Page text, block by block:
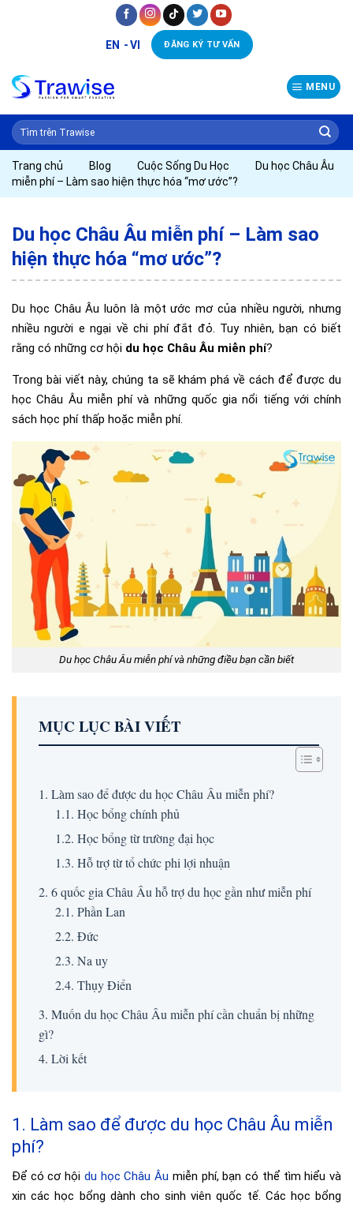
EN VI ĐĂNG KÝ TƯ VẤN
MENU
Trang chủ Blog Cuộc Sống Du Học
Du học Châu Âu
miễn phí – Làm sao hiện thực hóa “mơ ước”?
Du học Châu Âu miễn phí – Làm sao
hiện thực hóa “mơ ước”?
Du học Châu Âu luôn là một ước mơ của nhiều người, nhưng
nhiều người e ngại về chi phí đắt đỏ. Tuy nhiên, bạn có biết
rằng có những cơ hội du học Châu Âu miễn phí?
Trong bài viết này, chúng ta sẽ khám phá về cách để được du
học Châu Âu miễn phí và những quốc gia nổi tiếng với chính
sách học phí thấp hoặc miễn phí.
Du học Châu Âu miễn phí và những điều bạn cần biết
MỤC LỤC BÀI VIẾT
1. Làm sao để được du học Châu Âu miễn phí?
1.1. Học bổng chính phủ
1.2. Học bổng từ trường đại học
1.3. Hỗ trợ từ tổ chức phi lợi nhuận
2. 6 quốc gia Châu Âu hỗ trợ du học gần như miễn phí
2.1. Phần Lan
2.2. Đức
2.3. Na uy
2.4. Thụy Điển
3. Muốn du học Châu Âu miễn phí cần chuẩn bị những
gì?
4. Lời kết
1. Làm sao để được du học Châu Âu miễn
phí?
Để có cơ hội du học Châu Âu miễn phí, bạn có thể tìm hiểu và
xin các học bổng dành cho sinh viên quốc tế. Các học bổng